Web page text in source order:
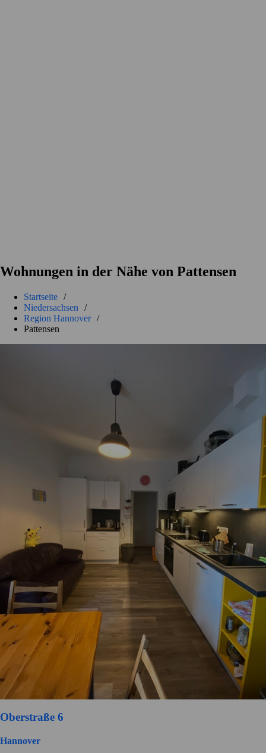
Wohnungen in der Nähe von Pattensen
Startseite /
Niedersachsen
/
Region Hannover /
Pattensen
Oberstraße 6
Hannover